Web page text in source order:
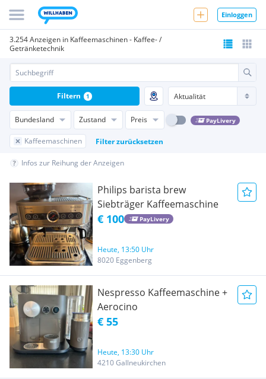
Einloggen
3.254 Anzeigen in Kaffeemaschinen - Kaffee- /
Getränketechnik
Bundesland Zustand Preis PayLivery
Kaffeemaschinen Filter zurücksetzen
Filtern 1
Infos zur Reihung der Anzeigen
Philips barista brew
Siebträger Kaffeemaschine
€ 100 PayLivery
Heute, 13:50 Uhr
8020 Eggenberg
Nespresso Kaffeemaschine +
Aerocino
€ 55
Heute, 13:30 Uhr
4210 Gallneukirchen